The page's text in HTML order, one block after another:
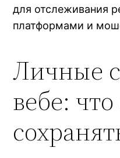
для отслеживания
платформами и
Личные
вебе: